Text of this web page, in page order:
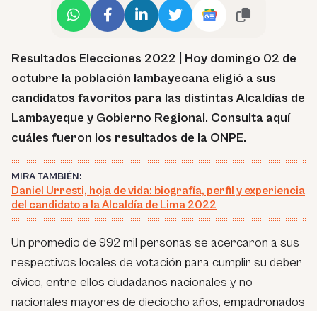
Resultados Elecciones 2022 | Hoy domingo 02 de
octubre la población lambayecana eligió a sus
candidatos favoritos para las distintas Alcaldías de
Lambayeque y Gobierno Regional. Consulta aquí
cuáles fueron los resultados de la ONPE.
MIRA TAMBIÉN:
Daniel Urresti, hoja de vida: biografía, perfil y experiencia
del candidato a la Alcaldía de Lima 2022
Un promedio de 992 mil personas se acercaron a sus
respectivos locales de votación para cumplir su deber
cívico, entre ellos ciudadanos nacionales y no
nacionales mayores de dieciocho años, empadronados